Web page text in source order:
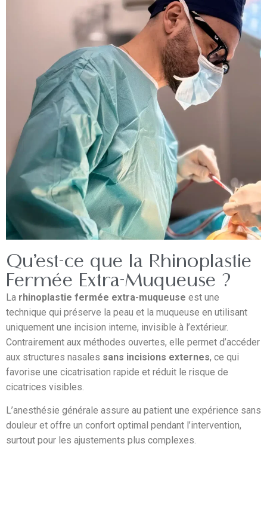
Qu’est-ce que la Rhinoplastie
Fermée Extra-Muqueuse ?
La rhinoplastie fermée extra-muqueuse est une
technique qui préserve la peau et la muqueuse en utilisant
uniquement une incision interne, invisible à l’extérieur.
Contrairement aux méthodes ouvertes, elle permet d’accéder
aux structures nasales sans incisions externes, ce qui
favorise une cicatrisation rapide et réduit le risque de
cicatrices visibles.
L’anesthésie générale assure au patient une expérience sans
douleur et offre un confort optimal pendant l’intervention,
surtout pour les ajustements plus complexes.